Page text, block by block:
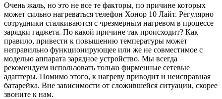
Очень жаль, но это не все те факторы, по причине которых
может сильно нагреваться телефон Хонор 10 Лайт. Регулярно
сотрудники сталкиваются с чрезмерным нагревом в процессе
зарядки гаджета. По какой причине так происходит? Как
правило, привести к повышению температуры может
неправильно функционирующее или же не совместимое с
моделью аппарата зарядное устройство. Мы всегда
рекомендуем использовать только фирменные сетевые
адаптеры. Помимо этого, к нагреву приводит и неисправная
батарейка. Вне зависимости от сложившейся ситуации, скорее
звоните к нам.